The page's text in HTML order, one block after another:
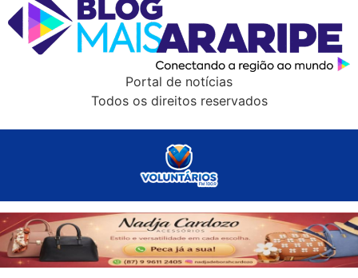
Portal de notícias
Todos os direitos reservados